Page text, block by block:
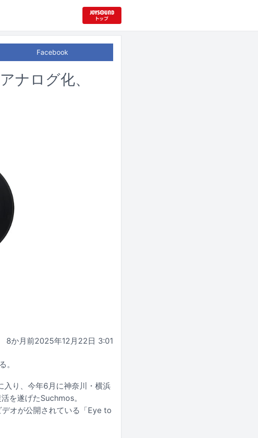
Facebook
ナログ化、
8か月前2025年12月22日 3:01
。
入り、今年6月に神奈川・横浜
を遂げたSuchmos。
オが公開されている「Eye to